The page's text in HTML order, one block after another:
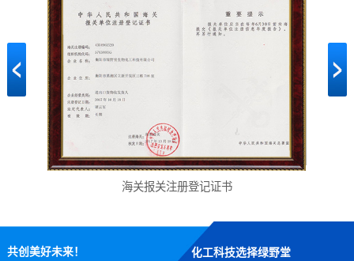
危险化学品经营许可证
共创美好未来！ 化工科技选择绿野堂